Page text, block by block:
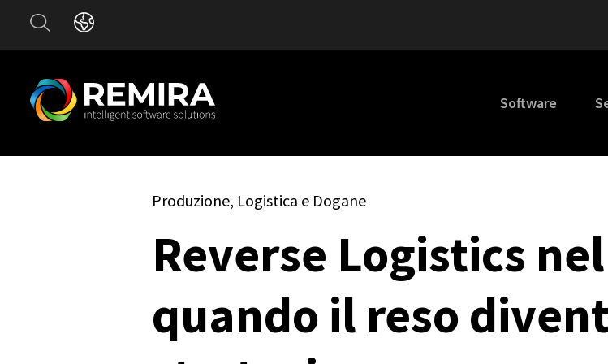
Software
Produzione, Logistica e Dogane
Reverse Logistics
quando il reso